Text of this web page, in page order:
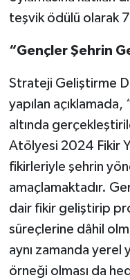
teşvik ödülü olarak
“Gençler Şehrin
Strateji Geliştirme
yapılan açıklamada,
altında
Atölyesi 2024 Fikir
fikirleriyle şehrin
amaçlamaktadır.
dair fikir geliştirip
süreçlerine dâhil
aynı zamanda
örneği olması da